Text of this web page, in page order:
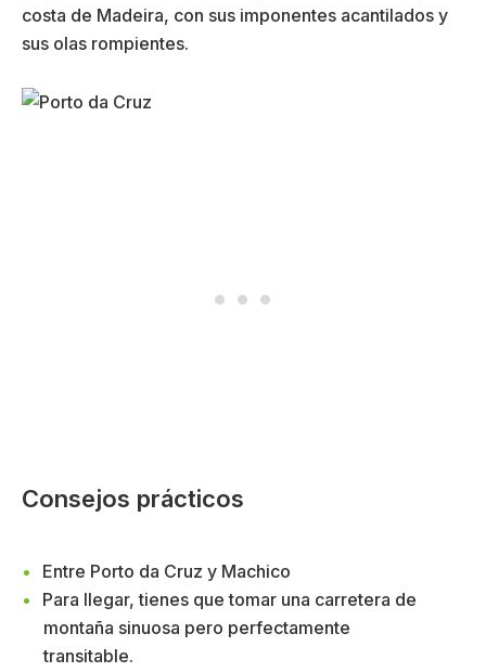
costa de Madeira, con sus imponentes acantilados y
sus olas rompientes.
Consejos prácticos
Entre Porto da Cruz y Machico
Para llegar, tienes que tomar una carretera de
montaña sinuosa pero perfectamente
transitable.